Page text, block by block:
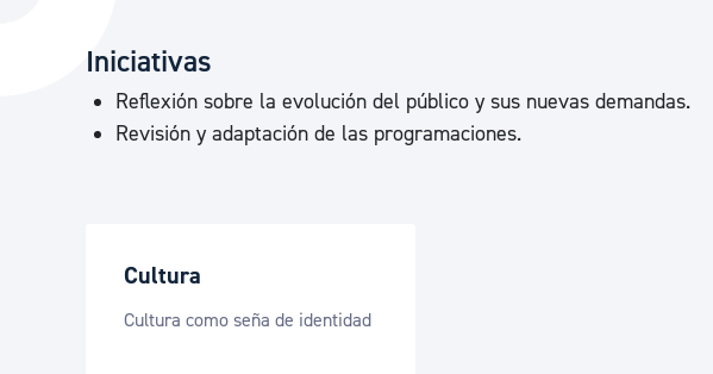
Descubre la ciudad
Agenda cultural
Iniciativas
Reflexión sobre la evolución del público y sus nuevas demandas.
Revisión y adaptación de las programaciones.
Cultura
Cultura como seña de identidad